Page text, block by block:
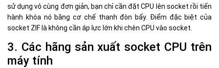
sử dụng vô cùng đơn giản, bạn chỉ cần đặt CPU lên socket rồi tiến
hành khóa nó bằng cơ chế thanh đòn bẩy. Điểm đặc biệt của
socket ZIF là không cần áp lực lớn khi chèn CPU vào socket.
3. Các hãng sản xuất socket CPU trên
máy tính